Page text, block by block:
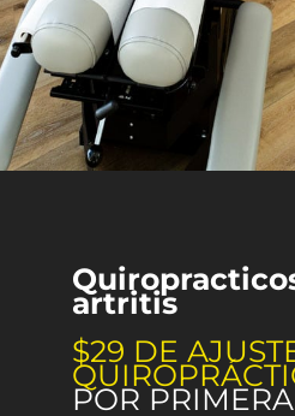
artritis
$29 DE
POR